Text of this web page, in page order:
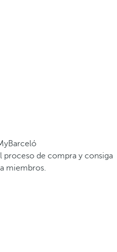
proceso de compra y consiga
miembros.